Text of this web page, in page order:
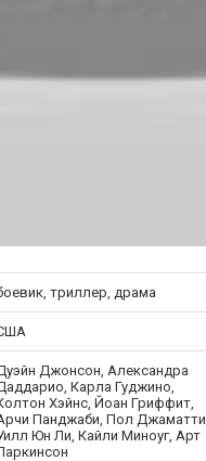
триллер, драма
Джонсон, Александра
Карла Гуджино,
Хэйнс, Йоан Гриффит,
Панджаби, Пол Джаматти,
Юн Ли, Кайли Миноуг, Арт